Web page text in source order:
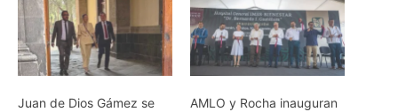
Juan de Dios Gámez se
AMLO y Rocha inauguran